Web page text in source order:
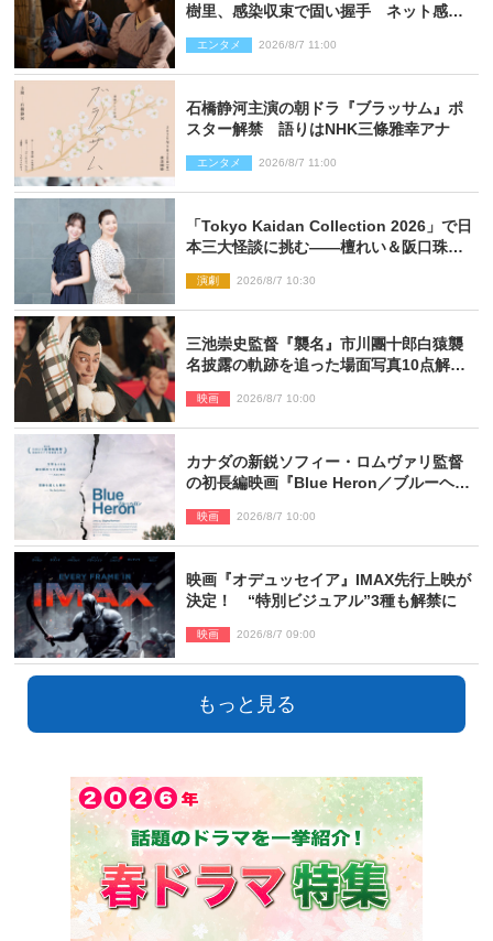
樹里、感染収束で固い握手 ネット感動
エンタメ 2026/8/7 11:00
石橋静河主演の朝ドラ『ブラッサム』ポ
スター解禁 語りはNHK三條雅幸アナ
エンタメ 2026/8/7 11:00
「Tokyo Kaidan Collection 2026」で日
本三大怪談に挑む――檀れい＆阪口珠美
演劇 2026/8/7 10:30
三池崇史監督『襲名』市川團十郎白猿襲
名披露の軌跡を追った場面写真10点解
映画 2026/8/7 10:00
カナダの新鋭ソフィー・ロムヴァリ監督
の初長編映画『Blue Heron／ブルーヘロ
映画 2026/8/7 10:00
映画『オデュッセイア』IMAX先行上映が
決定！ “特別ビジュアル”3種も解禁に
映画 2026/8/7 09:00
もっと見る